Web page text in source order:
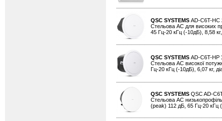
QSC SYSTEMS AD-C6T-HC
Стельова АС для високих
45 Гц-20 кГц (-10дБ), 8,58
QSC SYSTEMS AD-C6T-HP
Стельова АС високої
Гц-20 кГц (-10дБ), 6,07 кг,
QSC SYSTEMS QSC AD-
Стельова АС
(peak) 112 дБ, 65 Гц-20 кГц